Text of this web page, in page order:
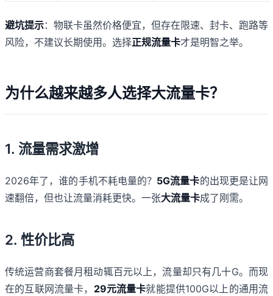
避坑提示：物联卡虽然价格便宜，但存在限速、封卡、跑路等
风险，不建议长期使用。选择正规流量卡才是明智之举。
为什么越来越多人选择大流量卡？
1. 流量需求激增
2026年了，谁的手机不耗电量的？ 5G流量卡的出现更是让网
速翻倍，但也让流量消耗更快。一张大流量卡成了刚需。
2. 性价比高
传统运营商套餐月租动辄百元以上，流量却只有几十G。而现
在的互联网流量卡， 29元流量卡就能提供100G以上的通用流